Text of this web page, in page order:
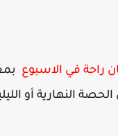
النهارية أو الليلية